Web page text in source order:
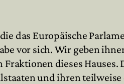
das Europäische
vor sich. Wir geben
Fraktionen dieses
und ihren